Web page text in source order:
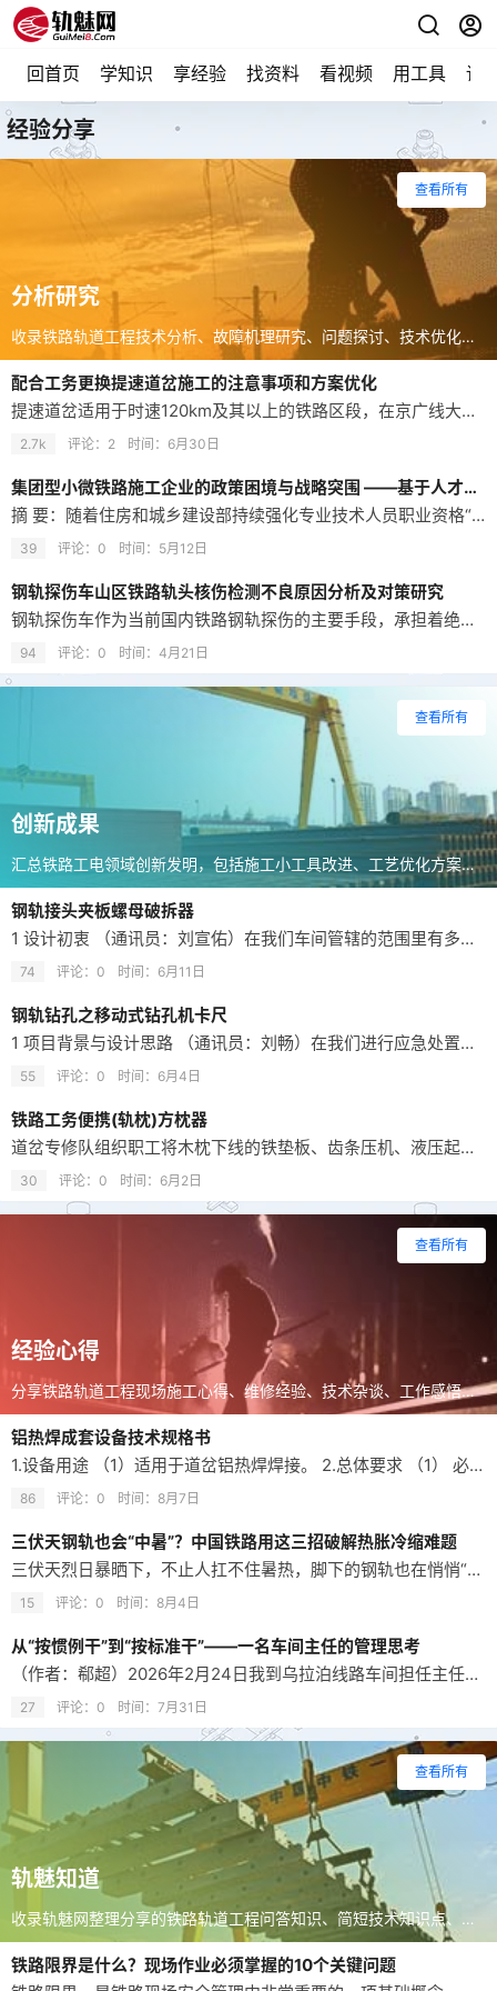
回首页 学知识 享经验 找资料 看视频 用工具 论
经验分享
分析研究
收录铁路轨道工程技术分析、故障机理研究、问题探讨、技术优化及行业趋势观察内容。
查看所有
配合工务更换提速道岔施工的注意事项和方案优化
提速道岔适用于时速120km及其以上的铁路区段，在京广线大量应用，电务设备主要由提速电源屏、提速道岔组合、锁钩式外锁闭装置、三相交流电液转辙机组成。新乡电务段于1998年前后上道的一批提速道岔，使用寿命逐步到期，新乡电务段在每年的京广集中修都要配合工务更换大量提速道岔，因此，如何安全高效的配合工务更换提速道岔施工，成了一个新的课题。 提速道岔的更换施工主要包括：预装提速道岔锁钩式外锁闭装置和三相交…
2.7k 评论：2 时间： 6月30日
集团型小微铁路施工企业的政策困境与战略突围 ——基于人才合规调用、内部市场协同与专用线业务拓展的综合策略
摘 要：随着住房和城乡建设部持续强化专业技术人员职业资格“挂证”专项整治，建造师等关键岗位人员的社保缴纳单位须与注册单位完全一致，传统依赖短期外聘建造师维持资质的小微铁路施工企业面临严峻挑战。本文以一家隶属于大型国企集团、同时持有铁路工程施工总承包二级及建筑施工总承包二级资质的典型小微施工企业为研究对象，在系统分析人证合一政策冲击的基础上，着重探讨了三个具有实践价值的战略命题：一是集团内部持证人才…
39 评论：0 时间： 5月12日
钢轨探伤车山区铁路轨头核伤检测不良原因分析及对策研究
钢轨探伤车作为当前国内铁路钢轨探伤的主要手段，承担着绝大部分线路钢轨母材的检测任务。针对其在山区铁路轨头核伤检出率偏低的问题，以南昆铁路百威段为研究对象，通过收集伤损轨基本信息，对比探伤车与探伤仪在轨头核伤检测原理上的差异，进而分析山区铁路线路特性对探伤车检测效果的影响。在此基础上，提出调整XF70度入射角度和位置、采用降速检测等措施以保证对中良好，运用高灵敏度探伤和精细化对比分析数据回放等方法优…
94 评论：0 时间： 4月21日
创新成果
汇总铁路工电领域创新发明，包括施工小工具改进、工艺优化方案及节省人工的技术成果，助力铁路维护效率提升。
查看所有
钢轨接头夹板螺母破拆器
1 设计初衷 （通讯员：刘宣佑）在我们车间管辖的范围里有多条有缝线路，其中包括胶粘冻结、胶粘绝缘、普通绝缘、普通接头等，在铁路长期运行过程中，受雨水、冰雪、灰尘等环境影响，螺栓螺母极易发生锈蚀的现象，导致常规扳手无法拧动。在更换钢轨前，常需提前进行更换钢轨的准备工作，如拆卸胶粘夹板、松卸螺栓。 传统的作业方法采用喷灯炙烤、切割等动火作业，不仅存在火灾隐患，还会损伤螺栓丝扣，增加更换成本。特别是在发…
74 评论：0 时间： 6月11日
钢轨钻孔之移动式钻孔机卡尺
1 项目背景与设计思路 （通讯员：刘畅）在我们进行应急处置、钢轨焊缝接头上夹板作业过程中，以往使用的都是传统普通夹板定位尺。钢轨焊缝接头没有专用钻架，完全依靠人工划线定位钻孔，焊缝加固夹板在钻眼过程中需要工班长或现场负责人现场定位，其他作业人员等待定位完成后开始作业。现场作业过程中受人员经验、操作水平影响大，容易出现孔距偏差、定位不准等问题。 同时传统钻架仅适用于50、60夹板，无法适配焊缝加固夹…
55 评论：0 时间： 6月4日
铁路工务便携(轨枕)方枕器
道岔专修队组织职工将木枕下线的铁垫板、齿条压机、液压起拨道器零配件，变废再用，设计制作了便携方枕器，可以轻松应对不同型号的轨枕(岔枕、三型、二型枕等)，伸缩行程变长后也可以对一些枕间距过大的轨枕进行方正。且这种方枕器，拆卸方便，现场作业需要起拨道时，只需简单的更换底座和液压顶头就可以实现起拨道功能，一机两用就这样轻松的实现了。 将木枕下线的铁垫板、齿条压机、液压起拨道器零配件，变废再用 设备物资中…
30 评论：0 时间： 6月2日
经验心得
分享铁路轨道工程现场施工心得、维修经验、技术杂谈、工作感悟及一线从业者实战经验内容。
查看所有
铝热焊成套设备技术规格书
1.设备用途 （1）适用于道岔铝热焊焊接。 2.总体要求 （1） 必须为正规公司生产的合格产品，具备正规供货渠道和铭牌编号，不得为贴牌、挂牌产品，投标厂家具备售后服务的能力； （2） 各项指标经检查、测试或试验必须满足使用和性能要求。 3.设备组成 内燃锯轨机一台、液压钢轨推瘤机一台、内燃钢轨仿形打磨机一台、专用辅助焊接工具套装一套（含：预热枪、预热支架、丙烷导气管、氧气导气管…
86 评论：0 时间： 8月7日
三伏天钢轨也会“中暑”？中国铁路用这三招破解热胀冷缩难题
三伏天烈日暴晒下，不止人扛不住暑热，脚下的钢轨也在悄悄“中暑”。很多人不知道，看似纹丝不动的钢轨，每时每刻都在和热胀冷缩较劲——温度一升高，钢轨受热伸长，却被轨道结构牢牢固定、无法自由伸展，巨大的温度压力不断在钢轨内部积攒，压力突破安全极限后，就会横向鼓曲变形，引发铁路安全隐患中的“胀轨跑道”，严重威胁行车安全。 新线荒道胀轨跑道 但常坐火车的人会发现，国内暑运高峰期，几乎听不到“因钢轨热胀导致晚…
15 评论：0 时间： 8月4日
从“按惯例干”到“按标准干”——一名车间主任的管理思考
（作者：郗超）2026年2月24日我到乌拉泊线路车间担任主任职务，初到车间，面对人员、设备、环境不熟悉的现状，内心还是很忐忑，加之管内设备季节性的不稳定，导致内心急躁，急于让设备稳定下来、让生产节奏再快一些、让生产组织更合理一些，导致在新规下、在严峻的安全形势下，车间还是发生了很多问题。 一、找问题的本质、根源 1.思想的禁锢 我们遇到问题总是想着以前怎么干，现在就怎么干，以前这样干了没出问题，现…
27 评论：0 时间： 7月31日
轨魅知道
收录轨魅网整理分享的铁路轨道工程问答知识、简短技术知识点、现场经验技巧与值得收藏的实用内容，适合碎片化快速学习。
查看所有
铁路限界是什么？现场作业必须掌握的10个关键问题